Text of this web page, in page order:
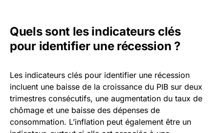
Quels sont les indicateurs clés
pour identifier une récession ?
Les indicateurs clés pour identifier une récession
incluent une baisse de la croissance du PIB sur deux
trimestres consécutifs, une augmentation du taux de
chômage et une baisse des dépenses de
consommation. L’inflation peut également être un